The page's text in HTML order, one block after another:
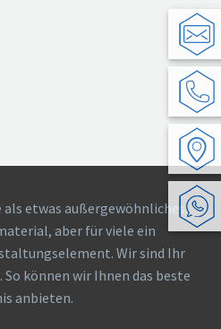
etwas außergewöhnliches.
aber für viele ein
Wir sind Ihr
können wir Ihnen das beste
anbieten.